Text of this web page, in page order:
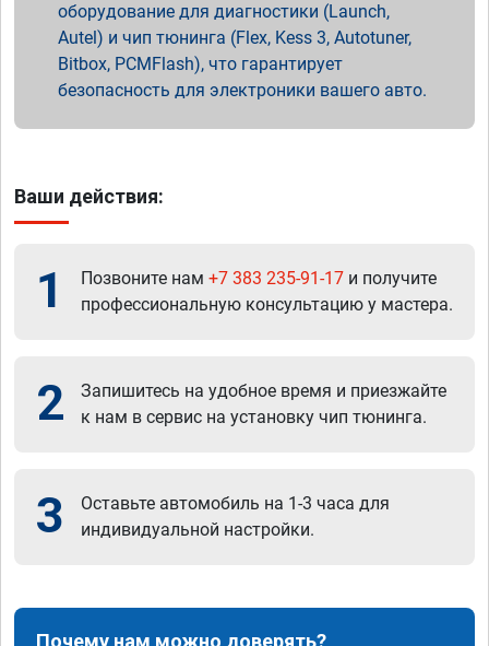
оборудование для диагностики (Launch,
Autel) и чип тюнинга (Flex, Kess 3, Autotuner,
Bitbox, PCMFlash), что гарантирует
безопасность для электроники вашего авто.
Ваши действия:
1 Позвоните нам +7 383 235-91-17 и получите
профессиональную консультацию у мастера.
2
Запишитесь на удобное время и приезжайте
к нам в сервис на установку чип тюнинга.
3
Оставьте автомобиль на 1-3 часа для
индивидуальной настройки.
Почему нам можно доверять?